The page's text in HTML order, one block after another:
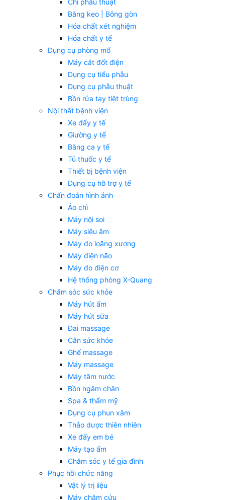
Chỉ phẫu thuật
Băng keo | Bông gòn
Hóa chất xét nghiệm
Hóa chất y tế
Dụng cụ phòng mổ
Máy cắt đốt điện
Dụng cụ tiểu phẫu
Dụng cụ phẫu thuật
Bồn rửa tay tiệt trùng
Nội thất bệnh viện
Xe đẩy y tế
Giường y tế
Băng ca y tế
Tủ thuốc y tế
Thiết bị bệnh viện
Dụng cụ hỗ trợ y tế
Chẩn đoán hình ảnh
Áo chì
Máy nội soi
Máy siêu âm
Máy đo loãng xương
Máy điện não
Máy đo điện cơ
Hệ thống phòng X-Quang
Chăm sóc sức khỏe
Máy hút ẩm
Máy hút sữa
Đai massage
Cân sức khỏe
Ghế massage
Máy massage
Máy tăm nước
Bồn ngâm chân
Spa & thẩm mỹ
Dụng cụ phun xăm
Thảo dược thiên nhiên
Xe đẩy em bé
Máy tạo ẩm
Chăm sóc y tế gia đình
Phục hồi chức năng
Vật lý trị liệu
Máy châm cứu